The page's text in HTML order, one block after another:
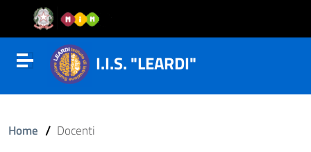
Vai al contenuto
Vail al menu di navigazione
Vai al footer
Attiva disattiva la navigazione
I.I.S. "LEARDI"
Home / Docenti